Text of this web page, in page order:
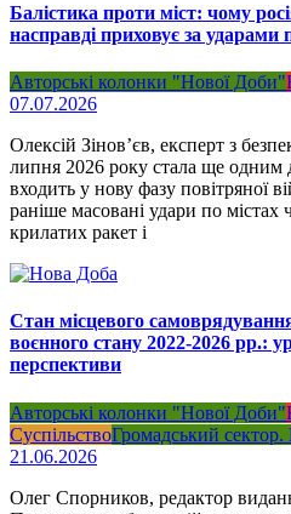
Балістика проти міст: чому
насправді приховує за ударами
Авторські колонки "Нової Доби"
07.07.2026
Олексій Зінов’єв, експерт з
липня 2026 року стала ще одним
входить у нову фазу повітряної
раніше масовані удари по містах
крилатих ракет і
Стан місцевого
воєнного стану 2022-2026 рр.:
перспективи
Авторські колонки "Нової Доби"
СуспільствоГромадський сектор.
21.06.2026
Олег Спорников, редактор